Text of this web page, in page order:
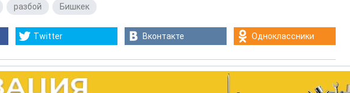
разбой Бишкек
Twitter Вконтакте Одноклассники